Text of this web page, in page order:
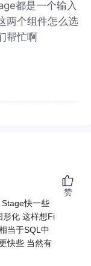
都是一个输入
两个组件怎么选
帮忙啊
快一些
形化 这样想Fi
当于SQL中
快些 当然有
赞